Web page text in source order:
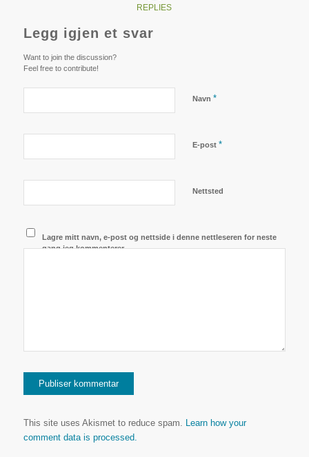
REPLIES
Legg igjen et svar
Want to join the discussion?
Feel free to contribute!
Navn *
E-post *
Nettsted
Lagre mitt navn, e-post og nettside i denne nettleseren for neste
gang jeg kommenterer.
This site uses Akismet to reduce spam. Learn how your
comment data is processed.